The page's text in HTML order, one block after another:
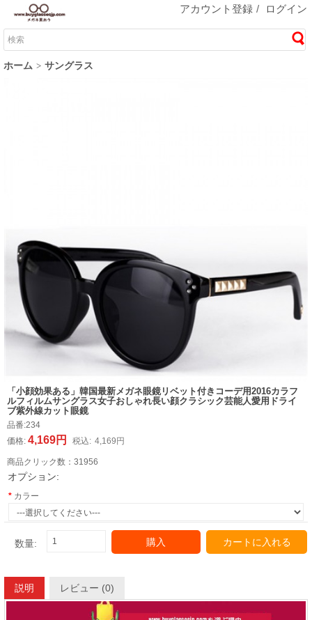
アカウント登録 / ログイン
ホーム サングラス
「小顔効果ある」韓国最新メガネ眼鏡リベット付きコーデ用2016カラフ
ルフィルムサングラス女子おしゃれ長い顔クラシック芸能人愛用ドライ
ブ紫外線カット眼鏡
品番:234
価格: 4,169円 税込: 4,169円
商品クリック数： 31956
オプション:
カラー
数量: 購入 カートに入れる
説明 レビュー (0)